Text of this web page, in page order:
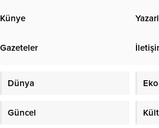
Öğrenme Sergisi” vatandaşlar
tarafından büyük beğeni topladı.
çalışmalar, adeta bir görsel şölen
Ereğli Cumhuriyet Başsavcısı
yer
Künye
Gazeteler
Dünya
Güncel